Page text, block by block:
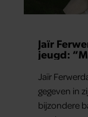
Jaïr
jeugd:
Jaïr
gegeven in
bijzondere